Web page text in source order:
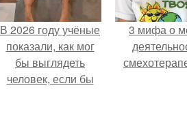
В 2026 году учёные
показали, как мог
бы выглядеть
человек, если бы
3 мифа о